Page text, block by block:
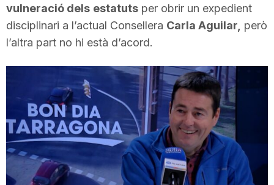
t
a
d
vulneració dels estatuts per obrir un expedient
disciplinari a l’actual Consellera Carla Aguilar, però
l’altra part no hi està d’acord.